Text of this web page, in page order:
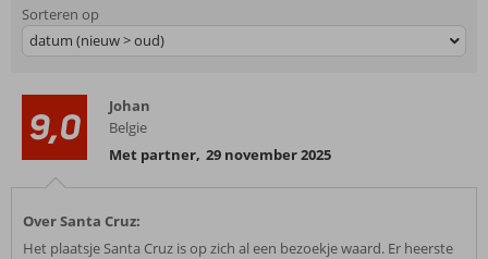
Sorteren op
datum (nieuw > oud)
9,0
Johan
Belgie
Met partner, 29 november 2025
Over Santa Cruz:
Het plaatsje Santa Cruz is op zich al een bezoekje waard. Er heerste